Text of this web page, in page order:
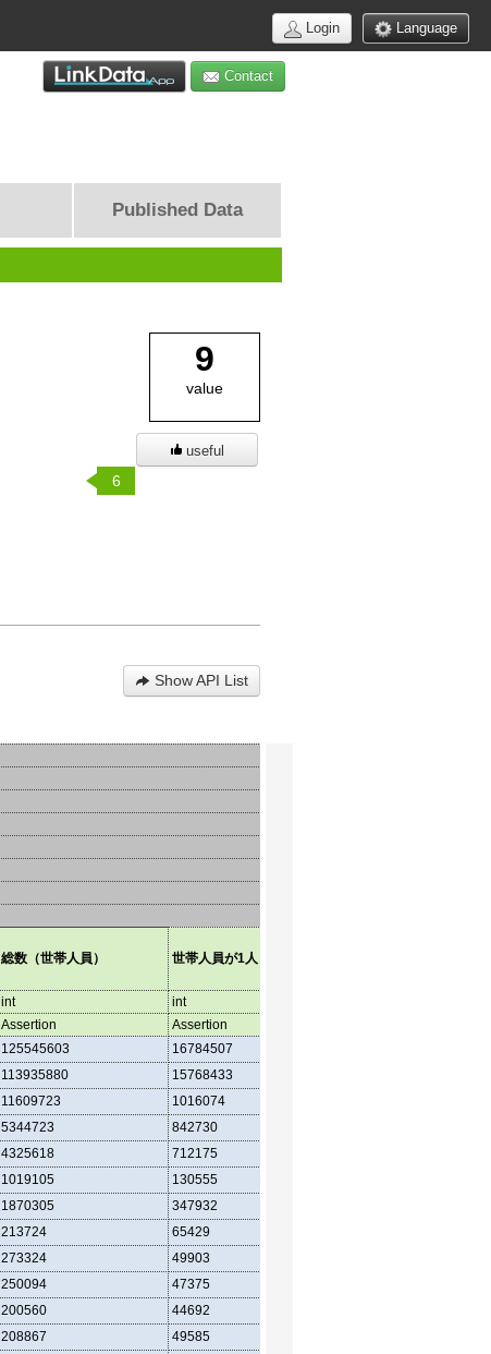
Language
Login
Contact
Published Data
9
value
useful
6
Show API List
総数（世帯人員） 世帯人員が1人
int int
Assertion Assertion
125545603 16784507
113935880 15768433
11609723 1016074
5344723 842730
4325618 712175
1019105 130555
1870305 347932
213724 65429
273324 49903
250094 47375
200560 44692
208867 49585